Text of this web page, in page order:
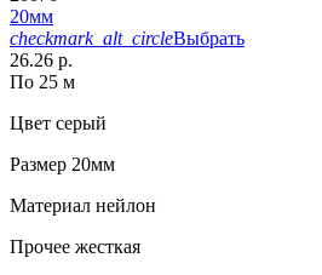
20мм
checkmark_alt_circleВыбрать
26.26 р.
По 25 м
Цвет серый
Размер 20мм
Материал нейлон
Прочее жесткая